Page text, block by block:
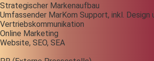
Strategischer Markenaufbau
Umfassender MarKom Support, inkl. Design
Vertriebskommunikation
Online Marketing
Website, SEO, SEA